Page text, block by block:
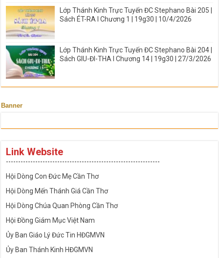
Lớp Thánh Kinh Trực Tuyến ĐC Stephano Bài 205 |
Sách ÉT-RA I Chương 1 | 19g30 | 10/4/2026
Lớp Thánh Kinh Trực Tuyến ĐC Stephano Bài 204 |
Sách GIU-ĐI-THA I Chương 14 | 19g30 | 27/3/2026
Banner
Link Website
---------------------------------------------------------------
Hội Dòng Con Đức Mẹ Cần Thơ
Hội Dòng Mến Thánh Giá Cần Thơ
Hội Dòng Chúa Quan Phòng Cần Thơ
Hội Đồng Giám Mục Việt Nam
Ủy Ban Giáo Lý Đức Tin HĐGMVN
Ủy Ban Thánh Kinh HĐGMVN